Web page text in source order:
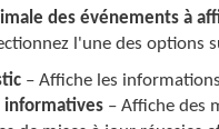
des événements à
l'une des options
– Affiche les
informatives – Affiche des